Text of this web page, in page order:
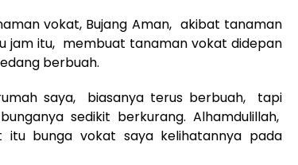
vokat, Bujang Aman, akibat tanaman
jam itu, membuat tanaman vokat didepan
berbuah.
saya, biasanya terus berbuah, tapi
sedikit berkurang. Alhamdulillah,
itu bunga vokat saya kelihatannya pada